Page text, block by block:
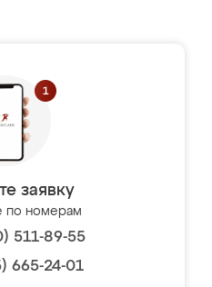
заявку
по номерам
511-89-55
665-24-01